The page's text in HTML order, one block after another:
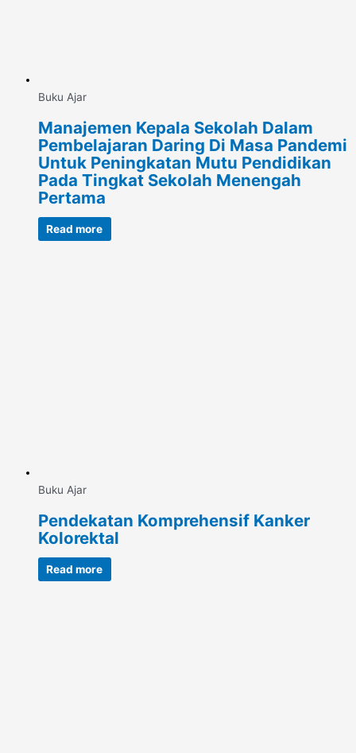
Buku Ajar
Manajemen Kepala Sekolah Dalam
Pembelajaran Daring Di Masa Pandemi
Untuk Peningkatan Mutu Pendidikan
Pada Tingkat Sekolah Menengah
Pertama
Read more
Buku Ajar
Pendekatan Komprehensif Kanker
Kolorektal
Read more